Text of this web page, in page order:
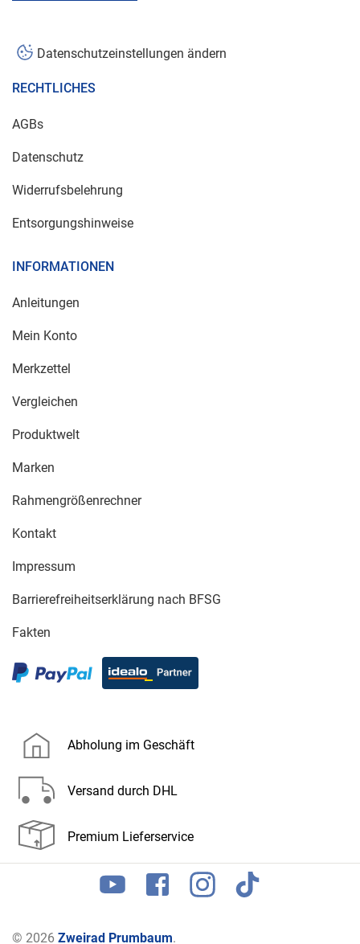
Datenschutzeinstellungen ändern
RECHTLICHES
AGBs
Datenschutz
Widerrufsbelehrung
Entsorgungshinweise
INFORMATIONEN
Anleitungen
Mein Konto
Merkzettel
Vergleichen
Produktwelt
Marken
Rahmengrößenrechner
Kontakt
Impressum
Barrierefreiheitserklärung nach BFSG
Fakten
Abholung im Geschäft
Versand durch DHL
Premium Lieferservice
© 2026 Zweirad Prumbaum.